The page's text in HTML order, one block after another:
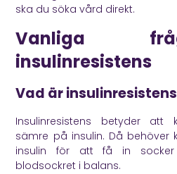
ska du söka vård direkt.
Vanliga
insulinresistens
Vad är
Insulinresistens betyder att
sämre på insulin. Då behöver
insulin för att få in
blodsockret i balans.